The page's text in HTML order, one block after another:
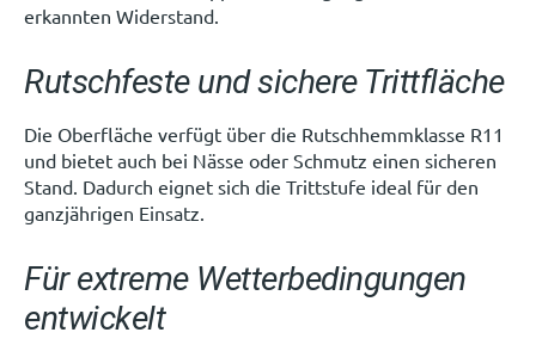
erkannten Widerstand.
Rutschfeste und sichere Trittfläche
Die Oberfläche verfügt über die Rutschhemmklasse R11
und bietet auch bei Nässe oder Schmutz einen sicheren
Stand. Dadurch eignet sich die Trittstufe ideal für den
ganzjährigen Einsatz.
Für extreme Wetterbedingungen
entwickelt